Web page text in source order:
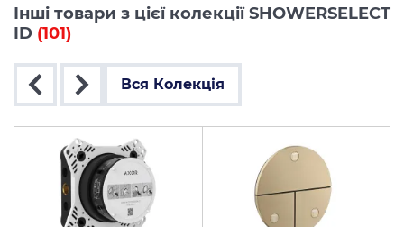
Інші товари з цієї колекції SHOWERSELECT
ID (101)
Вся Колекція